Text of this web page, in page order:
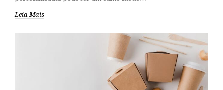
Leia Mais